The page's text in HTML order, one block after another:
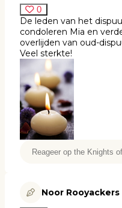
0
De leden van het
condoleren Mia en
overlijden van oud-
Veel sterkte!
Noor Rooyackers